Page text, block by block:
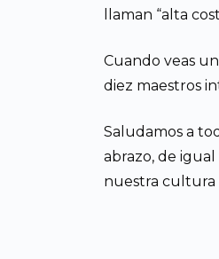
llaman “alta
Cuando veas
diez maestros
Saludamos a
abrazo, de
nuestra cultura